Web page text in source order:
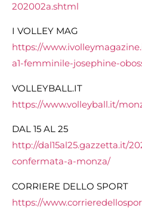
202002a.shtml
I VOLLEY MAG
https://www.ivolleymagazine.
a1-femminile-josephine-
VOLLEYBALL.IT
https://www.volleyball.it/
DAL 15 AL 25
http://dal15al25.gazzetta.it/
confermata-a-monza/
CORRIERE DELLO SPORT
https://www.